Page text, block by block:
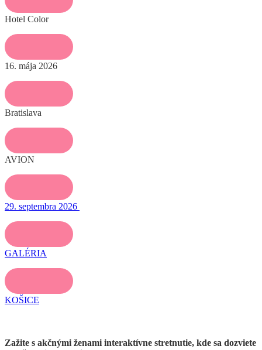
Hotel Color
16. mája 2026
Bratislava
AVION
29. septembra 2026
GALÉRIA
KOŠICE
Zažite s akčnými ženami interaktívne stretnutie, kde sa dozviete